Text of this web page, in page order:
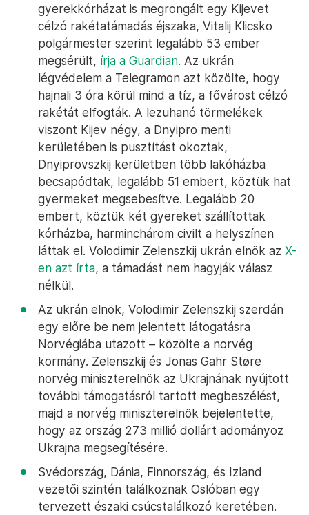
gyerekkórházat is megrongált egy Kijevet
célzó rakétatámadás éjszaka, Vitalij Klicsko
polgármester szerint legalább 53 ember
megsérült, írja a Guardian. Az ukrán
légvédelem a Telegramon azt közölte, hogy
hajnali 3 óra körül mind a tíz, a fővárost célzó
rakétát elfogták. A lezuhanó törmelékek
viszont Kijev négy, a Dnyipro menti
kerületében is pusztítást okoztak,
Dnyiprovszkij kerületben több lakóházba
becsapódtak, legalább 51 embert, köztük hat
gyermeket megsebesítve. Legalább 20
embert, köztük két gyereket szállítottak
kórházba, harminchárom civilt a helyszínen
láttak el. Volodimir Zelenszkij ukrán elnök az X-
en azt írta, a támadást nem hagyják válasz
nélkül.
Az ukrán elnök, Volodimir Zelenszkij szerdán
egy előre be nem jelentett látogatásra
Norvégiába utazott – közölte a norvég
kormány. Zelenszkij és Jonas Gahr Støre
norvég miniszterelnök az Ukrajnának nyújtott
további támogatásról tartott megbeszélést,
majd a norvég miniszterelnök bejelentette,
hogy az ország 273 millió dollárt adományoz
Ukrajna megsegítésére.
Svédország, Dánia, Finnország, és Izland
vezetői szintén találkoznak Oslóban egy
tervezett északi csúcstalálkozó keretében.